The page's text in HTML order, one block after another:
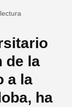
de la
a la
ha